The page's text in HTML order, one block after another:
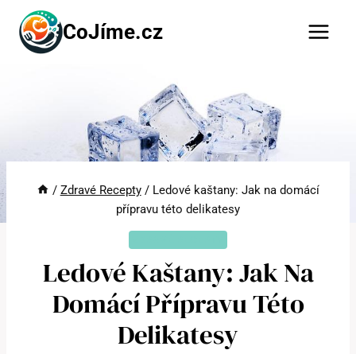
Přeskočit
obsah
CoJíme.cz
/ Zdravé Recepty / Ledové kaštany: Jak na domácí
přípravu této delikatesy
Ledové Kaštany: Jak Na
Domácí Přípravu Této
Delikatesy